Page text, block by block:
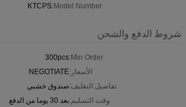
Model Number:
KTCPS
شروط الدفع والشحن
Min Order:
300pcs
الأسعار:NEGOTIATE
تفاصيل التغليف:صندوق خشبي
وقت التسليم:بعد 30 يوما من الدفع